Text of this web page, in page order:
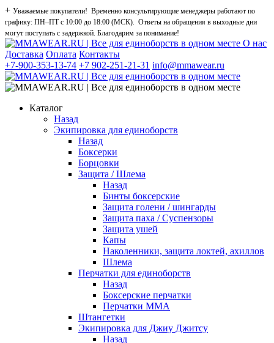
+ Уважаемые покупатели! Временно консультирующие менеджеры работают по
графику: ПН–ПТ с 10:00 до 18:00 (МСК). Ответы на обращения в выходные дни
могут поступать с задержкой. Благодарим за понимание!
О нас
Доставка Оплата Контакты
+7-900-353-13-74 +7 902-251-21-31 info@mmawear.ru
Каталог
Назад
Экипировка для единоборств
Назад
Боксерки
Борцовки
Защита / Шлема
Назад
Бинты боксерские
Защита голени / шингарды
Защита паха / Суспензоры
Защита ушей
Капы
Наколенники, защита локтей, ахиллов
Шлема
Перчатки для единоборств
Назад
Боксерские перчатки
Перчатки ММА
Штангетки
Экипировка для Джиу Джитсу
Назад